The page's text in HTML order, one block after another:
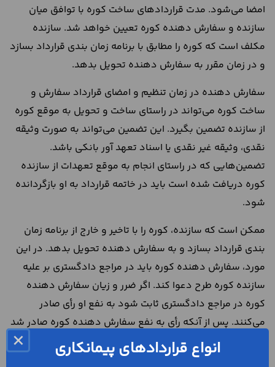
امضا می‌شود. مدت قراردادهای ساخت کوره با توافق میان
سازنده و سفارش دهنده کوره تعیین خواهد شد. سازنده
مکلف است که کوره را مطابق با برنامه زمان بندی قرارداد بسازد
و در زمان مقرر به سفارش دهنده تحویل بدهد.
سفارش دهنده در زمان تنظیم و امضای قرارداد سفارش و
ساخت کوره می‌تواند در راستای ساخت و تحویل به موقع کوره
از سازنده تضمین بگیرد. این تضمین می‌تواند به صورت وثیقه
نقدی، وثیقه غیر نقدی یا اسناد تعهد آور بانکی باشد.
تضمین‌هایی که در راستای انجام به موقع تعهدات از سازنده
کوره دریافت شده است باید در خاتمه قرارداد به او بازگردانده
شود.
ممکن است که سازنده، کوره‌ را با تاخیر و خارج از برنامه زمان
بندی قرارداد بسازد و به سفارش دهنده تحویل بدهد. در این
مورد، سفارش دهنده کوره باید در مراجع دادگستری بر علیه
سازنده کوره طرح دعوا کند. اگر ضرر و زیان سفارش دهنده
کوره در مراجع دادگستری ثابت شود به نفع او رأی صادر
می‌کنند. پس از آنکه رأی به نفع سفارش دهنده کوره صادر شد
او می‌تواند وثیقه‌هایی که از سازنده کوره گرفته است را به اجرا
× انواع قراردادهای پیمانکاری